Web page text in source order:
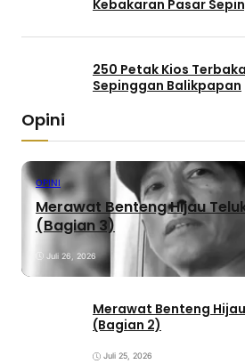
Kebakaran Pasar
250 Petak Kios
Sepinggan Balikpapan
Opini
OPINI
Merawat Benteng Hijau
(Bagian 3)
Juli 26, 2026
Merawat Benteng
(Bagian 2)
Juli 25, 2026